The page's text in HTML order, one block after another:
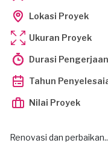
Lokasi Proyek
Ukuran Proyek
Durasi Pengerjaan
Tahun
Nilai Proyek
Renovasi dan